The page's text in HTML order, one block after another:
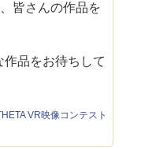
皆さんの作品を
品をお待ちして
VR映像コンテスト